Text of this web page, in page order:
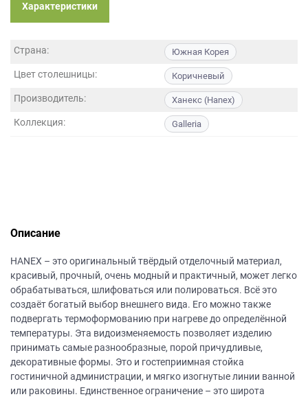
Характеристики
Страна: Южная Корея
Цвет столешницы: Коричневый
Производитель: Ханекс (Hanex)
Коллекция: Galleria
Описание
НANEХ – это оригинальный твёрдый отделочный материал,
красивый, прочный, очень модный и практичный, может легко
обрабатываться, шлифоваться или полироваться. Всё это
создаёт богатый выбор внешнего вида. Его можно также
подвергать термоформованию при нагреве до определённой
температуры. Эта видоизменяемость позволяет изделию
принимать самые разнообразные, порой причудливые,
декоративные формы. Это и гостеприимная стойка
гостиничной администрации, и мягко изогнутые линии ванной
или раковины. Единственное ограничение – это широта
данных.